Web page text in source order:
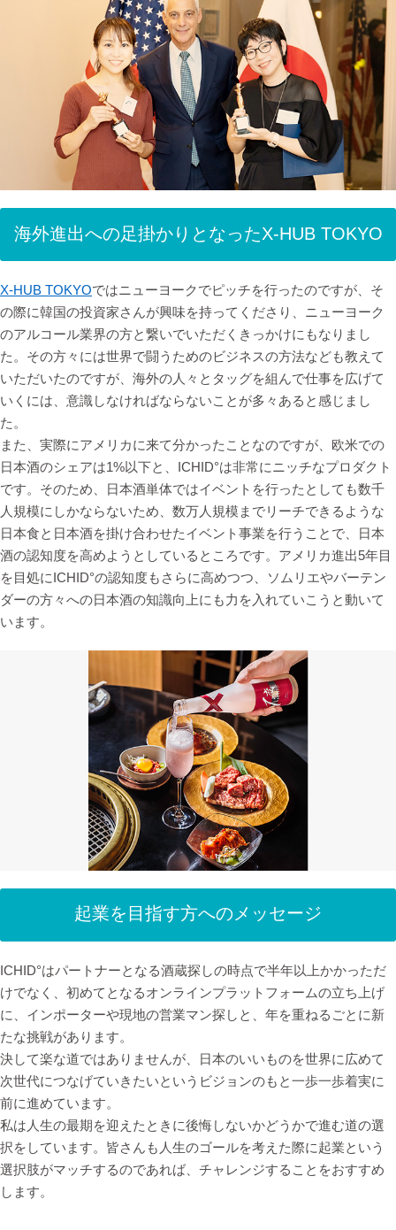
海外進出への足掛かりとなったX-HUB TOKYO
X-HUB TOKYOではニューヨークでピッチを行ったのですが、そ
の際に韓国の投資家さんが興味を持ってくださり、ニューヨーク
のアルコール業界の方と繋いでいただくきっかけにもなりまし
た。その方々には世界で闘うためのビジネスの方法なども教えて
いただいたのですが、海外の人々とタッグを組んで仕事を広げて
いくには、意識しなければならないことが多々あると感じまし
た。
また、実際にアメリカに来て分かったことなのですが、欧米での
日本酒のシェアは1%以下と、ICHID°は非常にニッチなプロダクト
です。そのため、日本酒単体ではイベントを行ったとしても数千
人規模にしかならないため、数万人規模までリーチできるような
日本食と日本酒を掛け合わせたイベント事業を行うことで、日本
酒の認知度を高めようとしているところです。アメリカ進出5年目
を目処にICHID°の認知度もさらに高めつつ、ソムリエやバーテン
ダーの方々への日本酒の知識向上にも力を入れていこうと動いて
います。
起業を目指す方へのメッセージ
ICHID°はパートナーとなる酒蔵探しの時点で半年以上かかっただ
けでなく、初めてとなるオンラインプラットフォームの立ち上げ
に、インポーターや現地の営業マン探しと、年を重ねるごとに新
たな挑戦があります。
決して楽な道ではありませんが、日本のいいものを世界に広めて
次世代につなげていきたいというビジョンのもと一歩一歩着実に
前に進めています。
私は人生の最期を迎えたときに後悔しないかどうかで進む道の選
択をしています。皆さんも人生のゴールを考えた際に起業という
選択肢がマッチするのであれば、チャレンジすることをおすすめ
します。